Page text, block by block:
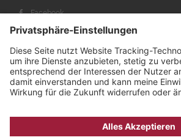
Facebook
Instagram
Youtube
Bachmann & Scher GmbH /